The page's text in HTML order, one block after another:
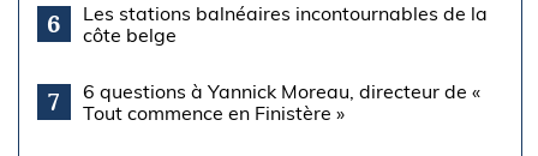
6
Les stations balnéaires incontournables de la
côte belge
7
6 questions à Yannick Moreau, directeur de «
Tout commence en Finistère »